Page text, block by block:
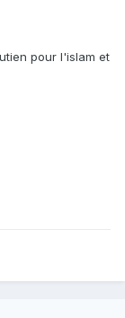
pour l'islam et